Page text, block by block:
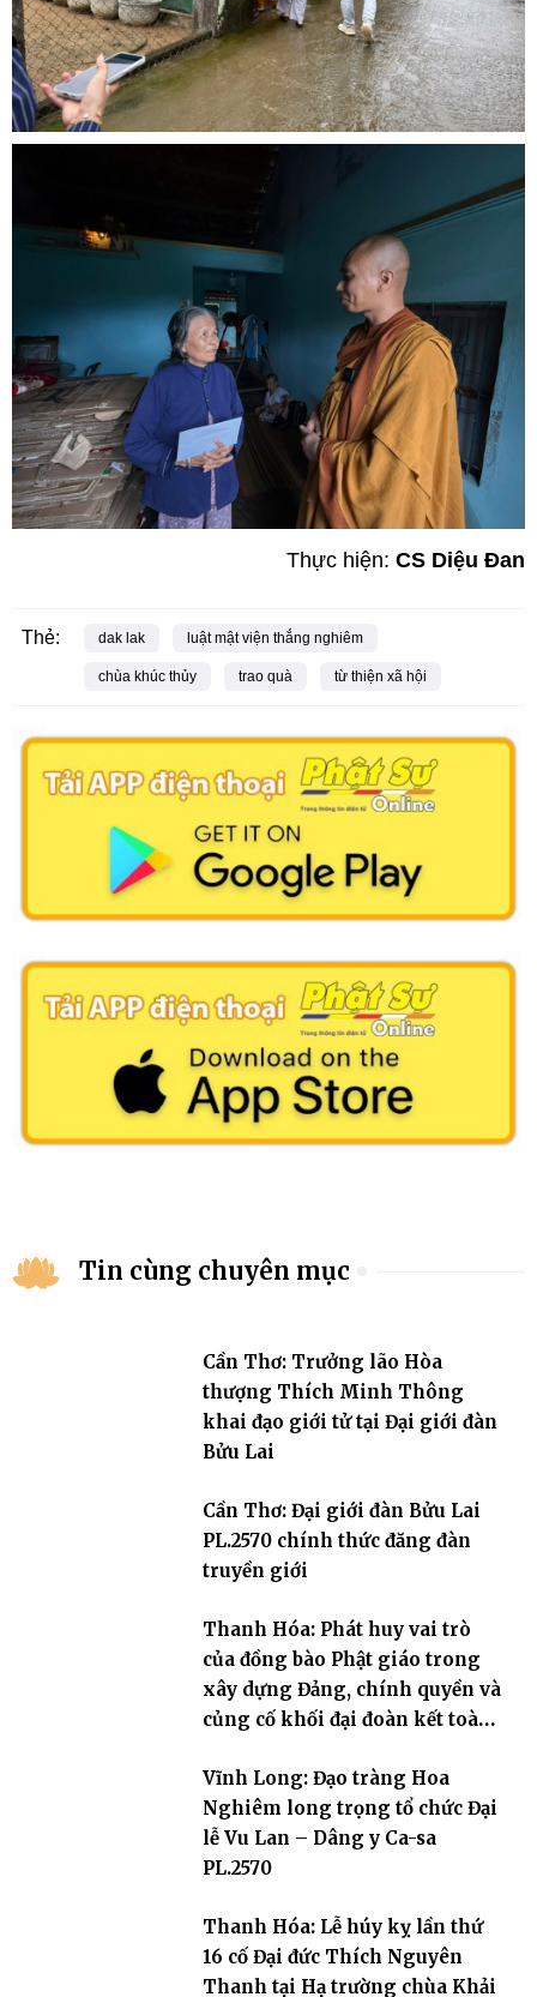
Thực hiện: CS Diệu Đan
Thẻ: dak lak luật mật viện thắng nghiêm
chùa khúc thủy trao quà từ thiện xã hội
Tin cùng chuyên mục
Cần Thơ: Trưởng lão Hòa
thượng Thích Minh Thông
khai đạo giới tử tại Đại giới đàn
Bửu Lai
Cần Thơ: Đại giới đàn Bửu Lai
PL.2570 chính thức đăng đàn
truyền giới
Thanh Hóa: Phát huy vai trò
của đồng bào Phật giáo trong
xây dựng Đảng, chính quyền và
củng cố khối đại đoàn kết toàn
Vĩnh Long: Đạo tràng Hoa
Nghiêm long trọng tổ chức Đại
lễ Vu Lan – Dâng y Ca-sa
PL.2570
Thanh Hóa: Lễ húy kỵ lần thứ
16 cố Đại đức Thích Nguyên
Thanh tại Hạ trường chùa Khải